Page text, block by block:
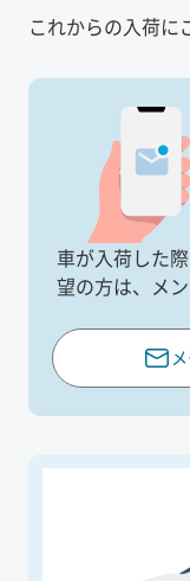
これからの入荷に
車が入荷した
望の方は、メ